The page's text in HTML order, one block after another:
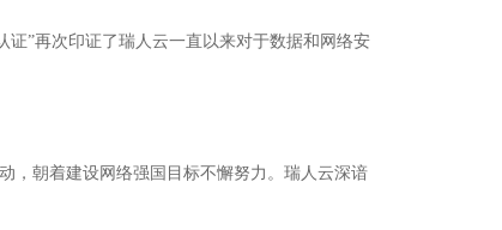
”再次印证了瑞人云一直以来对于数据和网络安
朝着建设网络强国目标不懈努力。瑞人云深谙